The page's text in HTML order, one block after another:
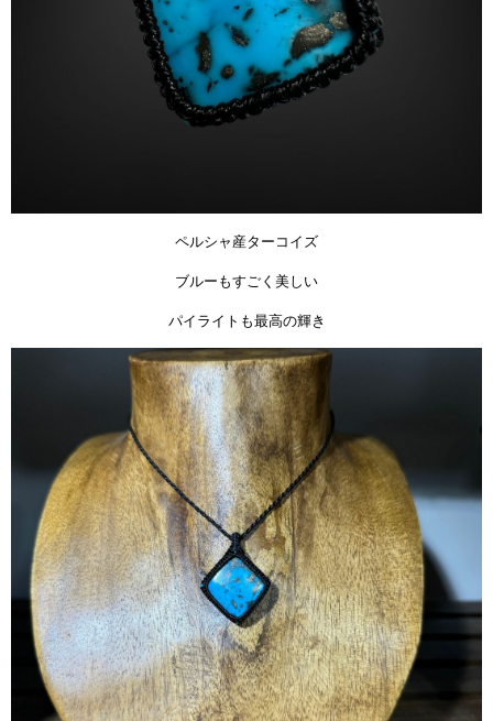
ペルシャ産ターコイズ
ブルーもすごく美しい
パイライトも最高の輝き